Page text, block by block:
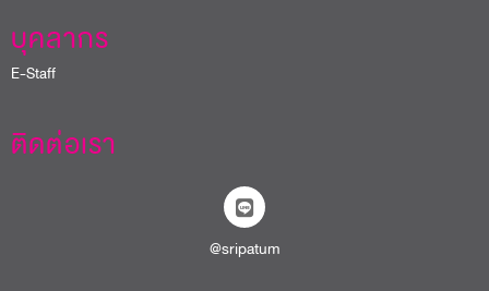
บุคลากร
E-Staff
ติดต่อเรา
@sripatum